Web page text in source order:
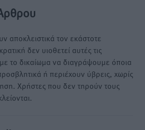
αποκλειστικά τον εκάστοτε
δεν υιοθετεί αυτές τις
το δικαίωμα να διαγράψουμε όποια
ή περιέχουν ύβρεις, χωρίς
Χρήστες που δεν τηρούν τους